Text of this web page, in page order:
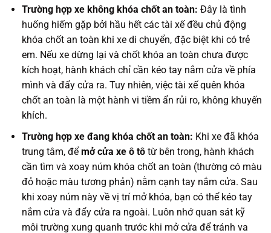
Trường hợp xe không khóa chốt an toàn: Đây là tình
huống hiếm gặp bởi hầu hết các tài xế đều chủ động
khóa chốt an toàn khi xe di chuyển, đặc biệt khi có trẻ
em. Nếu xe dừng lại và chốt khóa an toàn chưa được
kích hoạt, hành khách chỉ cần kéo tay nắm cửa về phía
mình và đẩy cửa ra. Tuy nhiên, việc tài xế quên khóa
chốt an toàn là một hành vi tiềm ẩn rủi ro, không khuyến
khích.
Trường hợp xe đang khóa chốt an toàn: Khi xe đã khóa
trung tâm, đểmở cửa xe ô tôtừ bên trong, hành khách
cần tìm và xoay núm khóa chốt an toàn (thường có màu
đỏ hoặc màu tương phản) nằm cạnh tay nắm cửa. Sau
khi xoay núm này về vị trí mở khóa, bạn có thể kéo tay
nắm cửa và đẩy cửa ra ngoài. Luôn nhớ quan sát kỹ
môi trường xung quanh trước khi mở cửa để tránh va